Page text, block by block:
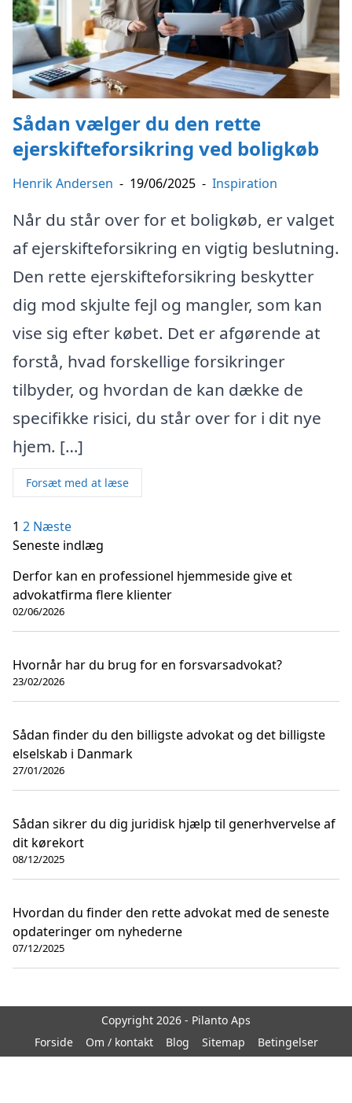
Sådan vælger du den rette
ejerskifteforsikring ved boligkøb
Henrik Andersen - 19/06/2025 - Inspiration
Når du står over for et boligkøb, er valget
af ejerskifteforsikring en vigtig beslutning.
Den rette ejerskifteforsikring beskytter
dig mod skjulte fejl og mangler, som kan
vise sig efter købet. Det er afgørende at
forstå, hvad forskellige forsikringer
tilbyder, og hvordan de kan dække de
specifikke risici, du står over for i dit nye
hjem. […]
Forsæt med at læse
Indlægsinddeling
1 2 Næste
Seneste indlæg
Derfor kan en professionel hjemmeside give et
advokatfirma flere klienter
02/06/2026
Hvornår har du brug for en forsvarsadvokat?
23/02/2026
Sådan finder du den billigste advokat og det billigste
elselskab i Danmark
27/01/2026
Sådan sikrer du dig juridisk hjælp til generhvervelse af
dit kørekort
08/12/2025
Hvordan du finder den rette advokat med de seneste
opdateringer om nyhederne
07/12/2025
Copyright 2026 - Pilanto Aps
Forside
Om / kontakt Blog Sitemap Betingelser